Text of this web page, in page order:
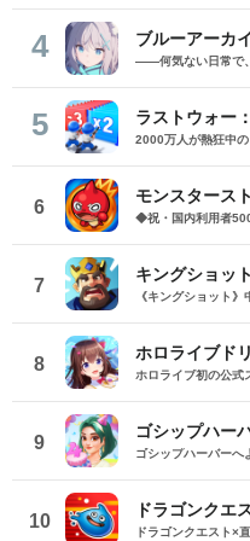
4 ブルーアーカ
5 ラストウォー
6
モンスタース
7
キングショット
8
ホロライブド
9
ゴシップハー
10